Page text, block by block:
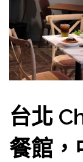
台北
餐館，